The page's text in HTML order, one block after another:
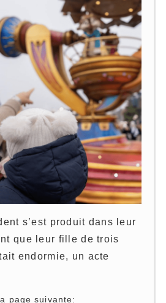
s’est produit dans leur
que leur fille de trois
endormie, un acte
page suivante: